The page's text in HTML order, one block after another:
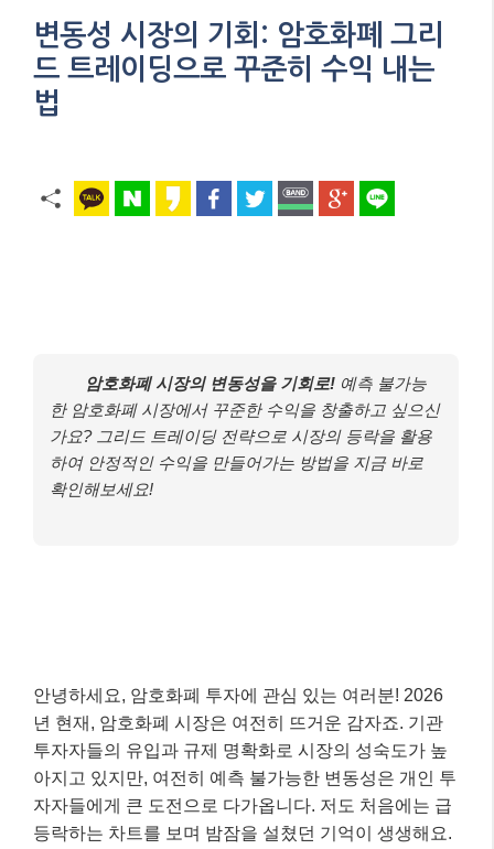
변동성 시장의 기회: 암호화폐 그리
드 트레이딩으로 꾸준히 수익 내는
법
암호화폐 시장의 변동성을 기회로! 예측 불가능
한 암호화폐 시장에서 꾸준한 수익을 창출하고 싶으신
가요? 그리드 트레이딩 전략으로 시장의 등락을 활용
하여 안정적인 수익을 만들어가는 방법을 지금 바로
확인해보세요!
안녕하세요, 암호화폐 투자에 관심 있는 여러분! 2026
년 현재, 암호화폐 시장은 여전히 뜨거운 감자죠. 기관
투자자들의 유입과 규제 명확화로 시장의 성숙도가 높
아지고 있지만, 여전히 예측 불가능한 변동성은 개인 투
자자들에게 큰 도전으로 다가옵니다. 저도 처음에는 급
등락하는 차트를 보며 밤잠을 설쳤던 기억이 생생해요.